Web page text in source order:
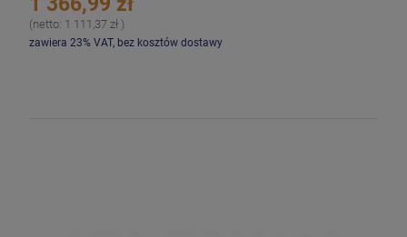
(netto: 1 111,37 zł )
zawiera 23% VAT, bez kosztów dostawy